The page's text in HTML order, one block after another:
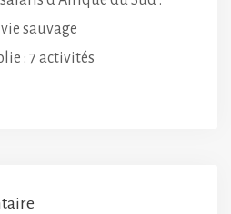
sauvage
: 7 activités